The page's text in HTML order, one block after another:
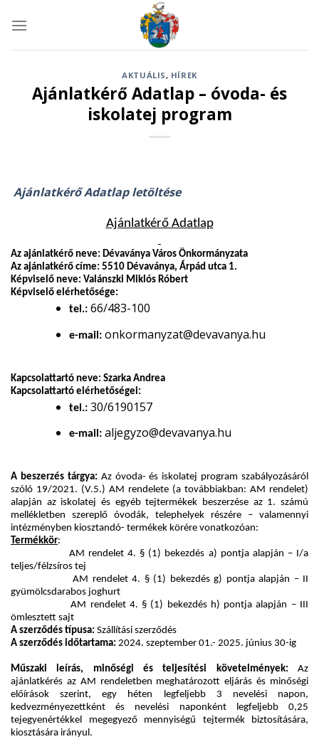
AKTUÁLIS, HÍREK
Ajánlatkérő Adatlap – óvoda- és
iskolatej program
Ajánlatkérő Adatlap letöltése
Ajánlatkérő Adatlap
Az ajánlatkérő neve: Dévaványa Város Önkormányzata
Az ajánlatkérő címe: 5510 Dévaványa, Árpád utca 1.
Képviselő neve: Valánszki Miklós Róbert
Képviselő elérhetősége:
tel.: 66/483-100
e-mail:onkormanyzat@devavanya.hu
Kapcsolattartó neve: Szarka Andrea
Kapcsolattartó elérhetőségei:
tel.: 30/6190157
e-mail: aljegyzo@devavanya.hu
A beszerzés tárgya: Az óvoda- és iskolatej program szabályozásáról
szóló 19/2021. (V.5.) AM rendelete (a továbbiakban: AM rendelet)
alapján az iskolatej és egyéb tejtermékek beszerzése az 1. számú
mellékletben szereplő óvodák, telephelyek részére – valamennyi
intézményben kiosztandó- termékek körére vonatkozóan:
Termékkör:
AM rendelet 4. § (1) bekezdés a) pontja alapján – I/a
teljes/félzsíros tej
AM rendelet 4. § (1) bekezdés g) pontja alapján – II
gyümölcsdarabos joghurt
AM rendelet 4. § (1) bekezdés h) pontja alapján – III
ömlesztett sajt
A szerződés típusa: Szállítási szerződés
A szerződés időtartama: 2024. szeptember 01.- 2025. június 30-ig
Műszaki leírás, minőségi és teljesítési követelmények: Az
ajánlatkérés az AM rendeletben meghatározott eljárás és minőségi
előírások szerint, egy héten legfeljebb 3 nevelési napon,
kedvezményezettként és nevelési naponként legfeljebb 0,25
tejegyenértékkel megegyező mennyiségű tejtermék biztosítására,
kiosztására irányul.